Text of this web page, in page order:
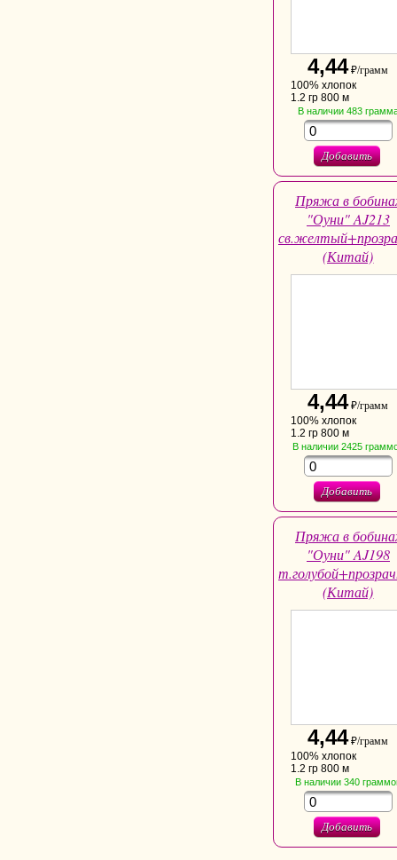
4,44₽/грамм
100% хлопок
1.2 гр 800 м
В наличии 483
Добавить
Пряжа в
"Оуни" AJ213
(Китай)
4,44₽/грамм
100% хлопок
1.2 гр 800 м
В наличии 2425
Добавить
Пряжа в
"Оуни" AJ198
(Китай)
4,44₽/грамм
100% хлопок
1.2 гр 800 м
В наличии 340
Добавить